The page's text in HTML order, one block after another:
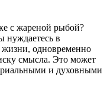
с жареной рыбой?
нуждаетесь в
жизни, одновременно
смысла. Это может
и духовными